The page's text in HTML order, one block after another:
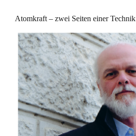
Atomkraft – zwei Seiten einer Technik